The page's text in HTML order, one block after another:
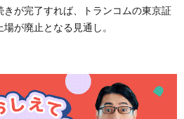
が完了すれば、トランコムの東京証
が廃止となる見通し。